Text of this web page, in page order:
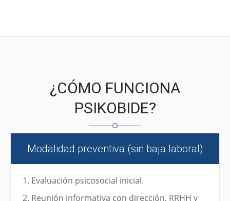
¿CÓMO FUNCIONA
PSIKOBIDE?
Modalidad preventiva (sin baja laboral)
Evaluación psicosocial inicial.
Reunión informativa con dirección, RRHH y